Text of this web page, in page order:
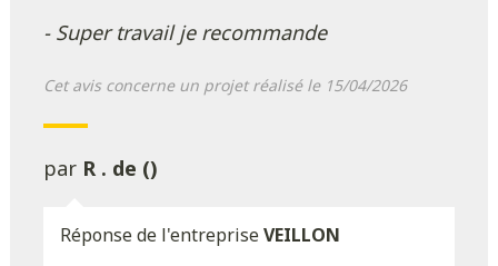
- Super travail je recommande
Cet avis concerne un projet réalisé le 15/04/2026
par R . de ()
Réponse de l'entrepriseVEILLON